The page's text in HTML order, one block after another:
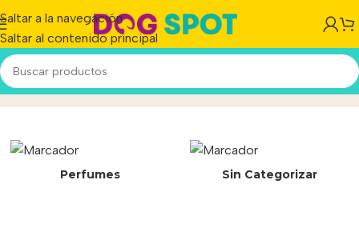
Saltar a la navegación
Saltar al contenido principal
23-586/AInicio/Producto
Perfumes Sin Categorizar